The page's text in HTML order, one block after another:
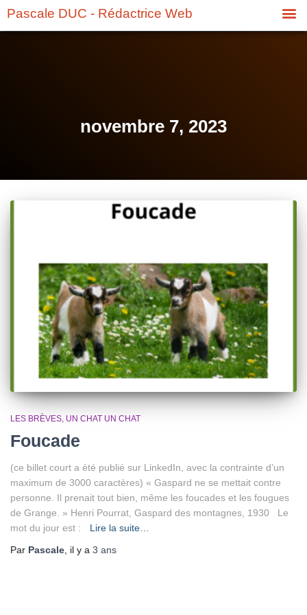
Pascale DUC - Rédactrice Web
novembre 7, 2023
LES BRÈVES UN CHAT UN CHAT
Foucade
(ce billet court a été publié sur LinkedIn, avec la contrainte d’un
maximum de 3000 caractères) « Gaspard ne se mettait contre
personne. Il prenait tout bien, même les foucades et les fougues
de Grange. » Henri Pourrat, Gaspard des montagnes, 1930 Le
mot du jour est :
Lire la suite…
Par Pascale , il y a 3 ans